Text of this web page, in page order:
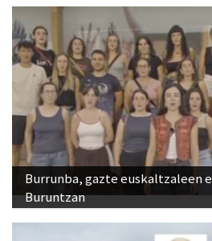
Burrunba, gazte euskaltzaleen
Buruntzan